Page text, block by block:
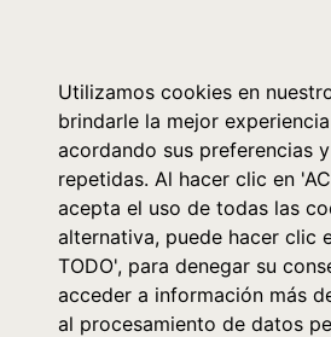
Utilizamos cookies en
brindarle la mejor
acordando sus preferencias
repetidas. Al hacer clic en
acepta el uso de todas las
alternativa, puede hacer clic
TODO', para denegar su
acceder a información más
al procesamiento de datos